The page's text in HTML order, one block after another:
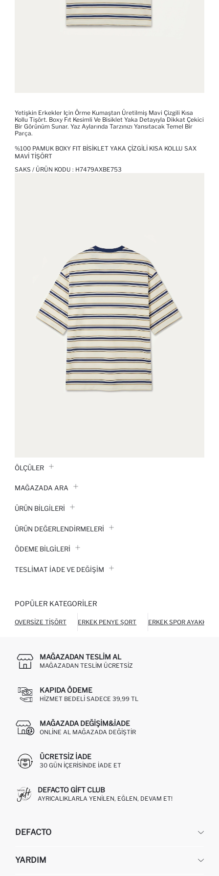
Yetişkin Erkekler Için Örme Kumaştan Üretilmiş Mavi Çizgili Kısa
Kollu Tişört. Boxy Fıt Kesimli Ve Bisiklet Yaka Detayıyla Dikkat Çekici
Bir Görünüm Sunar. Yaz Aylarında Tarzınızı Yansıtacak Temel Bir
Parça.
%100 PAMUK BOXY FIT BISIKLET YAKA ÇIZGILI KISA KOLLU SAX
MAVI TIŞÖRT
SAKS / ÜRÜN KODU : H7479AXBE753
ÖLÇÜLER
MAĞAZADA ARA
ÜRÜN BILGILERI
ÜRÜN DEĞERLENDİRMELERİ
ÖDEME BİLGİLERİ
TESLIMAT İADE VE DEĞIŞIM
POPÜLER KATEGORILER
OVERSIZE TIŞÖRT ERKEK PENYE ŞORT ERKEK SPOR AYAKKABI
MAĞAZADAN TESLIM AL
MAĞAZADAN TESLIM ÜCRETSIZ
KAPIDA ÖDEME
HIZMET BEDELI SADECE 39,99 TL
MAĞAZADA DEĞIŞIM&İADE
ONLINE AL MAĞAZADA DEĞIŞTIR
ÜCRETSIZ IADE
30 GÜN IÇERISINDE IADE ET
DEFACTO GIFT CLUB
AYRICALIKLARLA YENILEN, EĞLEN, DEVAM ET!
DEFACTO
HAKKIMIZDA
YARDIM